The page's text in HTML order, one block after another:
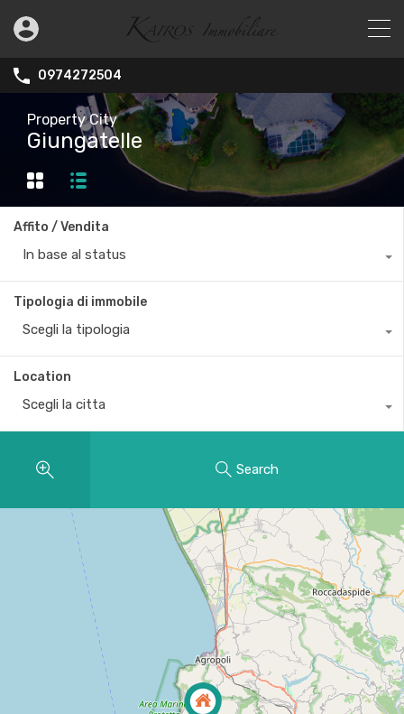
0974272504
Property City
Giungatelle
Affito / Vendita
In base al status
Tipologia di immobile
Scegli la tipologia
Location
Scegli la citta
Search